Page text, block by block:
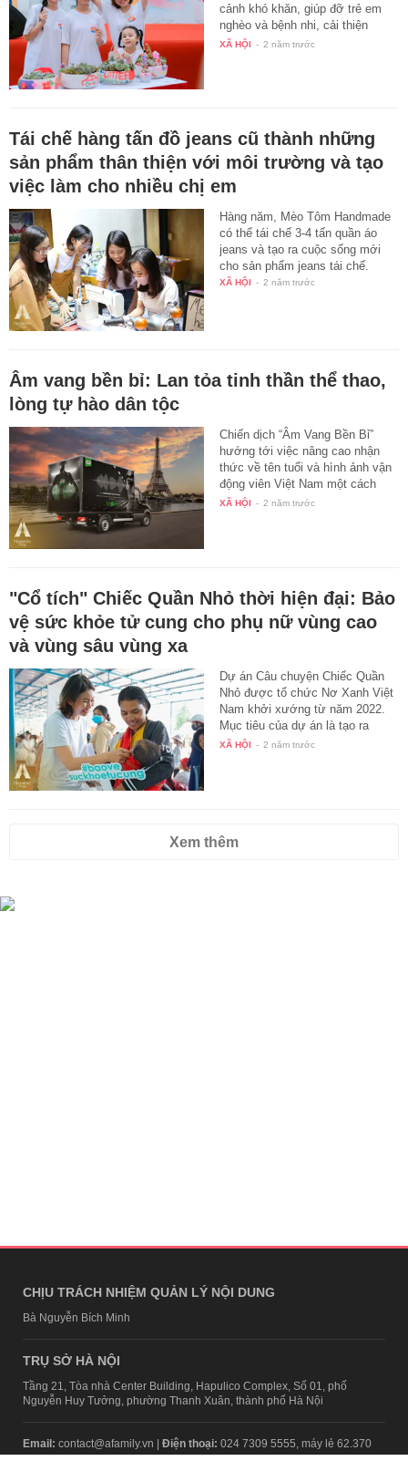
cảnh khó khăn, giúp đỡ trẻ em
nghèo và bệnh nhi, cải thiện
đời…
XÃ HỘI - 2 năm trước
Tái chế hàng tấn đồ jeans cũ thành những
sản phẩm thân thiện với môi trường và tạo
việc làm cho nhiều chị em
Hàng năm, Mèo Tôm Handmade
có thể tái chế 3-4 tấn quần áo
jeans và tạo ra cuộc sống mới
cho sản phẩm jeans tái chế.
XÃ HỘI - 2 năm trước
Âm vang bền bỉ: Lan tỏa tinh thần thể thao,
lòng tự hào dân tộc
Chiến dịch “Âm Vang Bền Bỉ”
hướng tới việc nâng cao nhận
thức về tên tuổi và hình ảnh vận
động viên Việt Nam một cách
tự…
XÃ HỘI - 2 năm trước
"Cổ tích" Chiếc Quần Nhỏ thời hiện đại: Bảo
vệ sức khỏe tử cung cho phụ nữ vùng cao
và vùng sâu vùng xa
Dự án Câu chuyện Chiếc Quần
Nhỏ được tổ chức Nơ Xanh Việt
Nam khởi xướng từ năm 2022.
Mục tiêu của dự án là tạo ra
các…
XÃ HỘI - 2 năm trước
Xem thêm
CHỊU TRÁCH NHIỆM QUẢN LÝ NỘI DUNG
Bà Nguyễn Bích Minh
TRỤ SỞ HÀ NỘI
Tầng 21, Tòa nhà Center Building, Hapulico Complex, Số 01, phố
Nguyễn Huy Tưởng, phường Thanh Xuân, thành phố Hà Nội
Email: contact@afamily.vn | Điện thoại: 024 7309 5555, máy lẻ 62.370